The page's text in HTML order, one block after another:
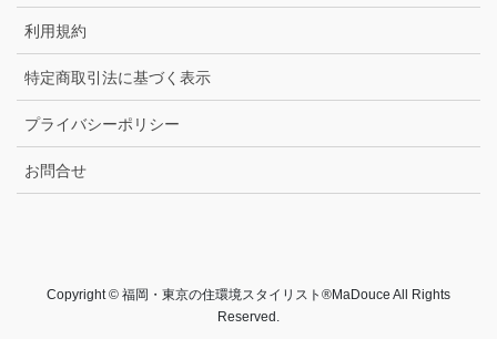
利用規約
特定商取引法に基づく表示
プライバシーポリシー
お問合せ
Copyright © 福岡・東京の住環境スタイリスト®MaDouce All Rights
Reserved.